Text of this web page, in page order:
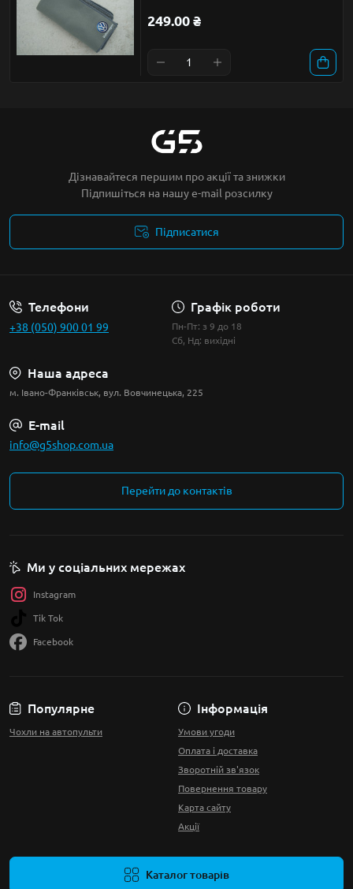
249.00 ₴
Дізнавайтеся першим про акції та знижки
Підпишіться на нашу e-mail розсилку
Підписатися
Телефони
+38 (050) 900 01 99
Графік роботи
Пн-Пт: з 9 до 18
Сб, Нд: вихідні
Наша адреса
м. Івано-Франківськ, вул. Вовчинецька, 225
E-mail
info@g5shop.com.ua
Перейти до контактів
Популярне
Чохли на автопульти
Інформація
Умови угоди
Оплата і доставка
Зворотній зв'язок
Повернення товару
Карта сайту
Акції
Каталог товарів
Ми у соціальних мережах
Instagram
Tik Tok
Facebook